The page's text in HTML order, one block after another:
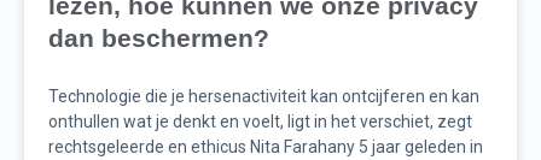
dan beschermen?
Technologie die je hersenactiviteit kan ontcijferen en kan
onthullen wat je denkt en voelt, ligt in het verschiet, zegt
rechtsgeleerde en ethicus Nita Farahany 5 jaar geleden in